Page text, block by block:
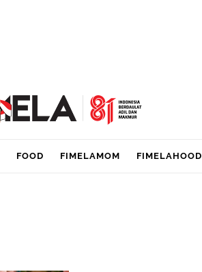
FOOD FIMELAMOM FIMELAHOOD